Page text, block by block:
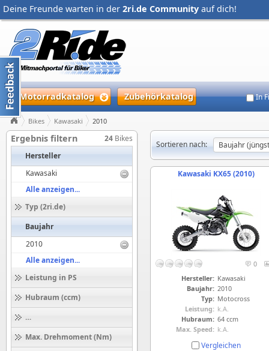
Deine Freunde warten in der 2ri.de Community auf dich!
Motorradkatalog Zubehörkatalog In
Bikes Kawasaki 2010
Ergebnis filtern 24 Bikes
Hersteller
Kawasaki
Alle anzeigen...
Typ (2ri.de)
Baujahr
2010
Alle anzeigen...
Leistung in PS
Hubraum (ccm)
Höchstgeschwindigkeit (km/h)
Max. Drehmoment (Nm)
Sortieren nach:
Kawasaki KX65 (2010)
0
Hersteller: Kawasaki
Baujahr: 2010
Typ: Motocross
Leistung: k.A.
Hubraum: 64 ccm
Max. Speed: k.A.
Vergleichen